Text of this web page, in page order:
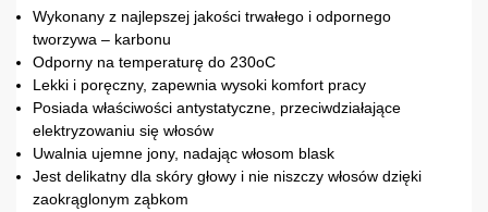
Wykonany z najlepszej jakości trwałego i odpornego
tworzywa – karbonu
Odporny na temperaturę do 230oC
Lekki i poręczny, zapewnia wysoki komfort pracy
Posiada właściwości antystatyczne, przeciwdziałające
elektryzowaniu się włosów
Uwalnia ujemne jony, nadając włosom blask
Jest delikatny dla skóry głowy i nie niszczy włosów dzięki
zaokrąglonym ząbkom